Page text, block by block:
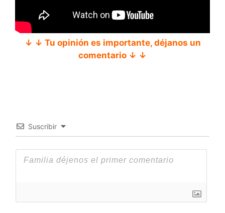
↓ ↓ Tu opinión es importante, déjanos un
comentario ↓ ↓
Suscribir